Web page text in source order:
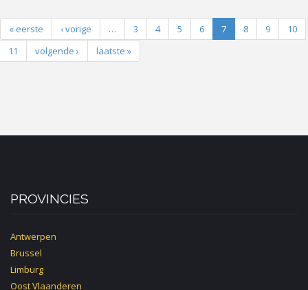
« eerste ‹ vorige … 3 4 5 6 7 8 9
10
11
volgende › laatste »
PROVINCIES
Antwerpen
Brussel
Limburg
Oost Vlaanderen